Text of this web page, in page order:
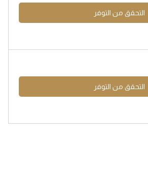
التحقق من التوفر
التحقق من التوفر